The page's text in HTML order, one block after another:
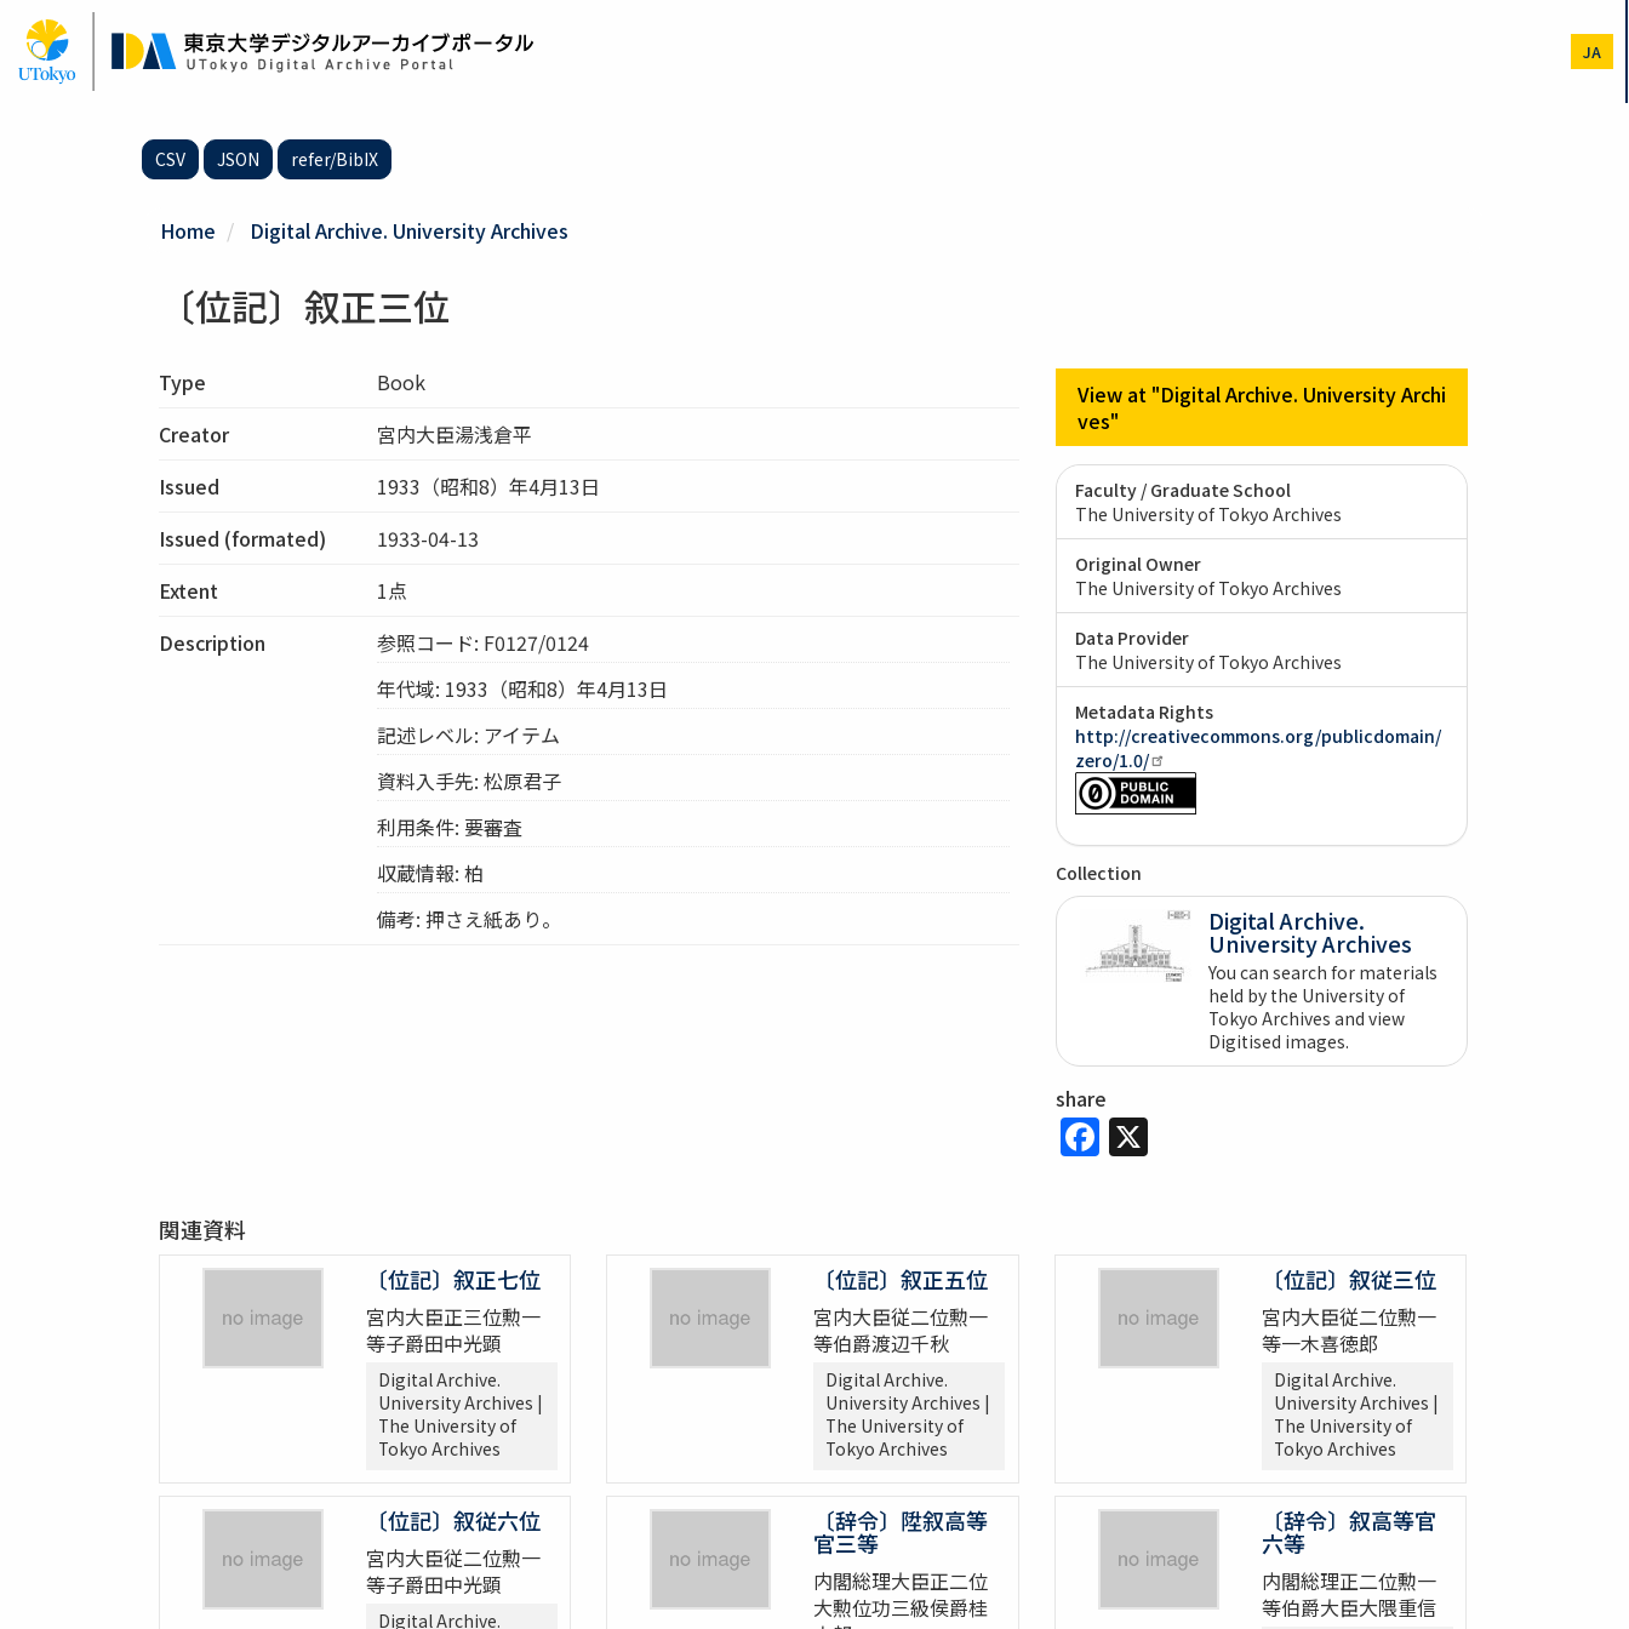
Skip
main
content
JA
CSV JSON refer/BibIX
Home Digital Archive. University Archives
〔位記〕叙正三位
Type
Book
Creator
宮内大臣湯浅倉平
Issued
1933（昭和8）年4月13日
Issued (formated)
1933-04-13
Extent
1点
Description
参照コード: F0127/0124
年代域: 1933（昭和8）年4月13日
記述レベル: アイテム
資料入手先: 松原君子
利用条件: 要審査
収蔵情報: 柏
備考: 押さえ紙あり。
View at "Digital Archive. University Archi
ves"
Faculty / Graduate School
The University of Tokyo Archives
Original Owner
The University of Tokyo Archives
Data Provider
The University of Tokyo Archives
Metadata Rights
http://creativecommons.org/publicdomain/
zero/1.0/
Collection
Digital Archive.
University Archives
You can search for materials
held by the University of
Tokyo Archives and view
Digitised images.
share
Facebook
X
関連資料
〔位記〕叙正七位
宮内大臣正三位勲一
等子爵田中光顕
Digital Archive.
University Archives |
The University of
Tokyo Archives
〔位記〕叙正五位
宮内大臣従二位勲一
等伯爵渡辺千秋
Digital Archive.
University Archives |
The University of
Tokyo Archives
〔位記〕叙従三位
宮内大臣従二位勲一
等一木喜徳郎
Digital Archive.
University Archives |
The University of
Tokyo Archives
〔位記〕叙従六位
宮内大臣従二位勲一
等子爵田中光顕
Digital Archive.
〔辞令〕陞叙高等
官三等
内閣総理大臣正二位
大勲位功三級侯爵桂
〔辞令〕叙高等官
六等
内閣総理正二位勲一
等伯爵大臣大隈重信